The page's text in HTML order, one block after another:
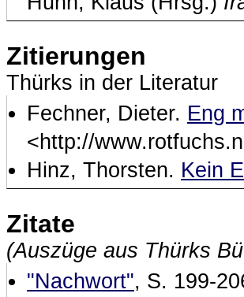
Zitierungen
Thürks in der Literatur
Fechner, Dieter. Eng
<http://
Hinz, Thorsten. Kein
Zitate
(Auszüge aus Thürks
"Nachwort", S. 199-